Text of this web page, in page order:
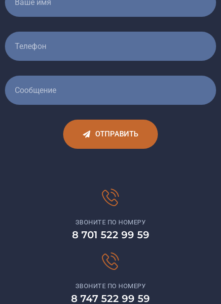
ОТПРАВИТЬ
ЗВОНИТЕ ПО НОМЕРУ
8 701 522 99 59
ЗВОНИТЕ ПО НОМЕРУ
8 747 522 99 59